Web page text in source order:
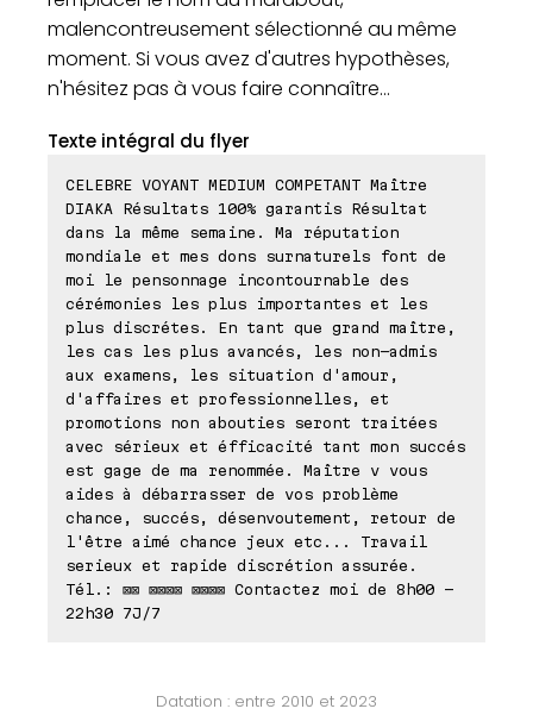
malencontreusement sélectionné au même
moment. Si vous avez d'autres hypothèses,
n'hésitez pas à vous faire connaître...
Texte intégral du flyer
CELEBRE VOYANT MEDIUM COMPETANT Maître
DIAKA Résultats 100% garantis Résultat
dans la même semaine. Ma réputation
mondiale et mes dons surnaturels font de
moi le pensonnage incontournable des
cérémonies les plus importantes et les
plus discrétes. En tant que grand maître,
les cas les plus avancés, les non-admis
aux examens, les situation d'amour,
d'affaires et professionnelles, et
promotions non abouties seront traitées
avec sérieux et éfficacité tant mon succés
est gage de ma renommée. Maître v vous
aides à débarrasser de vos problème
chance, succés, désenvoutement, retour de
l'être aimé chance jeux etc... Travail
serieux et rapide discrétion assurée.
Tél.: ⊠⊠ ⊠⊠⊠⊠ ⊠⊠⊠⊠ Contactez moi de 8h00 -
22h30 7J/7
Datation : entre 2010 et 2023